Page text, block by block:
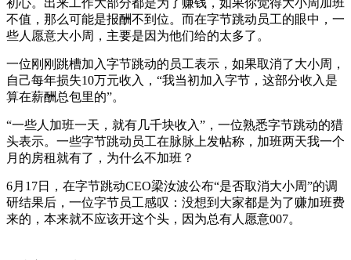
初心。出来工作大部分都是为了赚钱，如果你觉得大小周加班
不值，那么可能是报酬不到位。而在字节跳动员工的眼中，一
些人愿意大小周，主要是因为他们给的太多了。
一位刚刚跳槽加入字节跳动的员工表示，如果取消了大小周，
自己每年损失10万元收入，“我当初加入字节，这部分收入是
算在薪酬总包里的”。
“一些人加班一天，就有几千块收入”，一位熟悉字节跳动的猎
头表示。一些字节跳动员工在脉脉上发帖称，加班两天我一个
月的房租就有了，为什么不加班？
6月17日，在字节跳动CEO梁汝波公布“是否取消大小周”的调
研结果后，一位字节员工感叹：没想到大家都是为了赚加班费
来的，本来就不应该开这个头，因为总有人愿意007。